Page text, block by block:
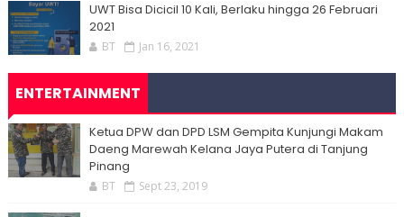
UWT Bisa Dicicil 10 Kali, Berlaku hingga 26 Februari
2021
BT Jan 16, 2021
ENTERTAINMENT
Ketua DPW dan DPD LSM Gempita Kunjungi Makam
Daeng Marewah Kelana Jaya Putera di Tanjung
Pinang
BT Sept 23, 2019